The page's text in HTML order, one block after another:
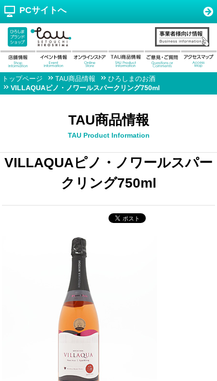
PCサイトへ
トップページ TAU商品情報
ひろしまのお酒
VILLAQUAピノ・ノワールスパークリング750ml
TAU商品情報
TAU Product Information
VILLAQUAピノ・ノワールスパー
クリング750ml